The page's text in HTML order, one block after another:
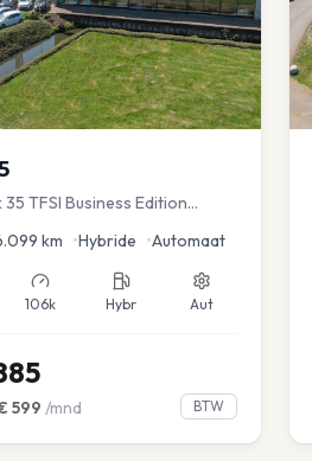
TFSI Business Edition
km •Hybride •Automaat
106k Hybr Aut
599 /mnd BTW